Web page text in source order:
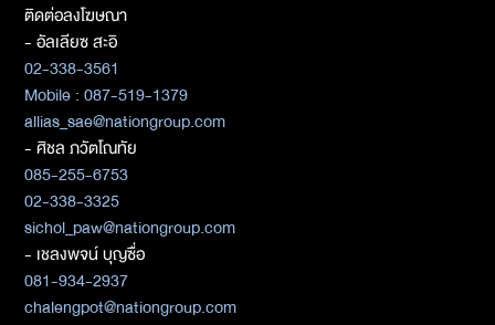
ติดต่อลงโฆษณา
- อัลเลียซ สะอิ
02-338-3561
Mobile : 087-519-1379
allias_sae@nationgroup.com
- ศิชล ภวัตโณทัย
085-255-6753
02-338-3325
sichol_paw@nationgroup.com
- เชลงพจน์ บุญซื่อ
081-934-2937
chalengpot@nationgroup.com